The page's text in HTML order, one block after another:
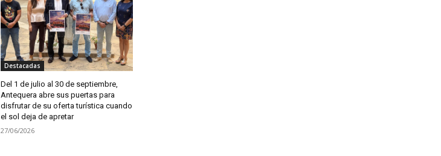
Destacadas
Del 1 de julio al 30 de septiembre,
Antequera abre sus puertas para
disfrutar de su oferta turística cuando
el sol deja de apretar
27/06/2026